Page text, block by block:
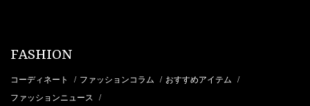
FASHION
コーディネート / ファッションコラム / おすすめアイテム /
ファッションニュース /